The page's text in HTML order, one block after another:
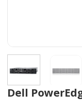
Dell